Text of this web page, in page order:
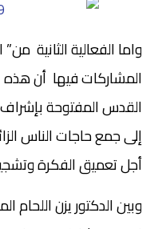
واما الفعالية الثانية
المشاركات فيها أن
القدس المفتوحة بإشراف
إلى جمع حاجات الناس
أجل تعميق الفكرة
وبين الدكتور يزن